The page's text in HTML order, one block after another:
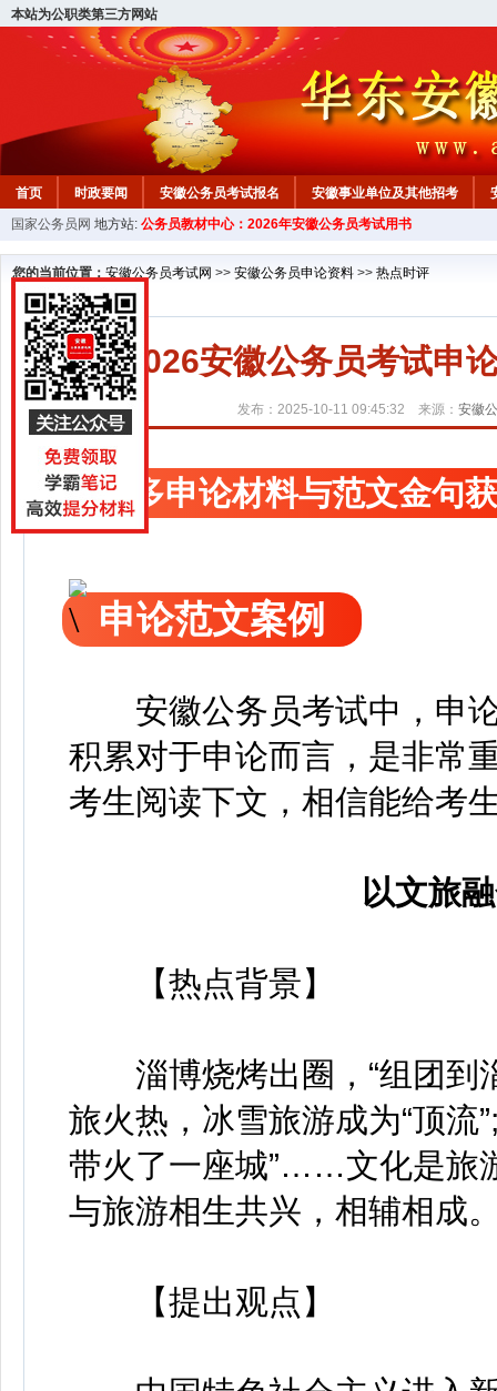
本站为公职类第三方网站
首页 时政要闻 安徽公务员考试报名 安徽事业单位及其他招考
安徽公务员行测试题 在线咨询 教材中心
国家公务员网 地方站: 公务员教材中心：2026年安徽公务员考试用书
您的当前位置： 安徽公务员考试网 >> 安徽公务员申论资料 >> 热点时评
2026安徽公务员考试申
发布：2025-10-11 09:45:32 来源： 安徽
更多申论材料与范文金句
申论范文案例
安徽公务员考试中，申
积累对于申论而言，是非常
考生阅读下文，相信能给考
以文旅
【热点背景】
淄博烧烤出圈，“组团到淄
旅火热，冰雪旅游成为“顶流
带火了一座城”……文化是旅
与旅游相生共兴，相辅相成
【提出观点】